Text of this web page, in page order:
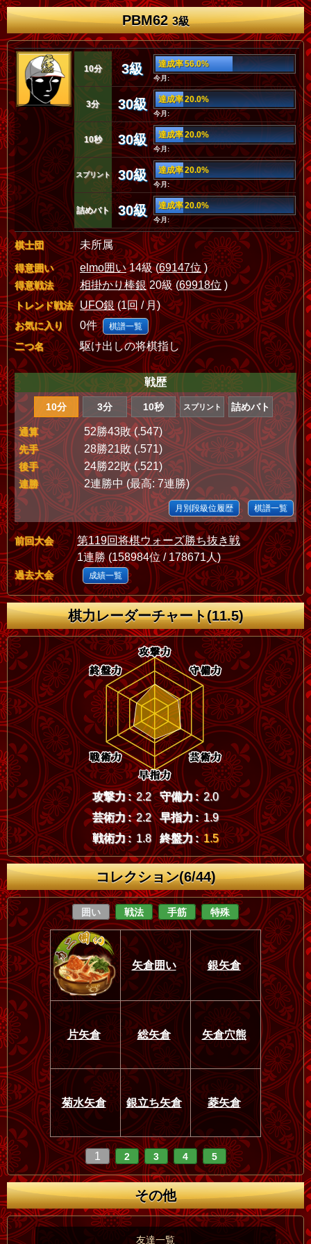
PBM623級
10分 3級 達成率 56.0%
今月:
3分 30級 達成率 20.0%
今月:
10秒 30級 達成率 20.0%
今月:
スプリント 30級 達成率 20.0%
今月:
詰めバト 30級 達成率 20.0%
今月:
棋士団 未所属
得意囲い elmo囲い14級 (69147位)
得意戦法 相掛かり棒銀20級 (69918位 )
トレンド戦法 UFO銀(1回 / 月)
お気に入り 0件 棋譜一覧
二つ名 駆け出しの将棋指し
戦歴
10分 3分 10秒 スプリント 詰めバト
通算 52勝43敗 (.547)
先手 28勝21敗 (.571)
後手 24勝22敗 (.521)
連勝 2連勝中 (最高: 7連勝)
月別段級位履歴 棋譜一覧
前回大会
第119回将棋ウォーズ勝ち抜き戦
1連勝 (158984位 / 178671人)
過去大会 成績一覧
棋力レーダーチャート(11.5)
攻撃力 : 2.2 守備力 : 2.0
芸術力 : 2.2 早指力 : 1.9
戦術力 : 1.8 終盤力 : 1.5
コレクション(6/44)
囲い 戦法 手筋 特殊
矢倉囲い 銀矢倉
片矢倉 総矢倉 矢倉穴熊
菊水矢倉 銀立ち矢倉 菱矢倉
1 2 3 4 5
その他
友達一覧